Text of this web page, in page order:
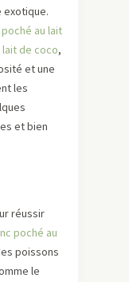
exotique.
au lait
lait de coco,
et une
les
et bien
réussir
poché au
poissons
le